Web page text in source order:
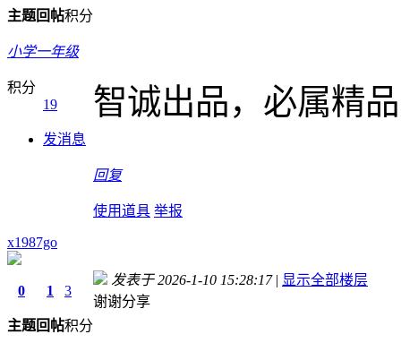
主题回帖积分
小学一年级
积分
19
发消息
智诚出品，必属精
回复
使用道具 举报
x1987go
0
主题
1
回帖
3
积分
发表于 2026-1-10 15:28:17 | 显示全部楼层
谢谢分享